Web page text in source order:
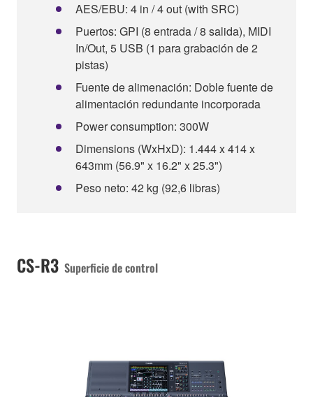
AES/EBU: 4 in / 4 out (with SRC)
Puertos: GPI (8 entrada / 8 salida), MIDI
In/Out, 5 USB (1 para grabación de 2
pistas)
Fuente de alimenación: Doble fuente de
alimentación redundante incorporada
Power consumption: 300W
Dimensions (WxHxD): 1.444 x 414 x
643mm (56.9" x 16.2" x 25.3")
Peso neto: 42 kg (92,6 libras)
CS-R3 Superficie de control